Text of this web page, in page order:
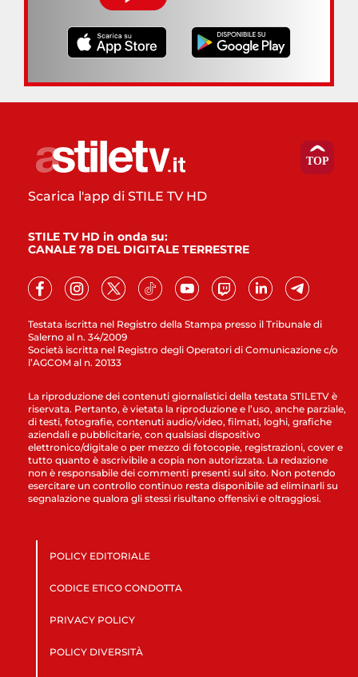
Testata iscritta nel Registro della Stampa presso il Tribunale di
Salerno al n. 34/2009
Società iscritta nel Registro degli Operatori di Comunicazione c/o
l’AGCOM al n. 20133
Scarica l'app di STILE TV HD
STILE TV HD in onda su:
CANALE 78 DEL DIGITALE TERRESTRE
La riproduzione dei contenuti giornalistici della testata STILETV è
riservata. Pertanto, è vietata la riproduzione e l’uso, anche parziale,
di testi, fotografie, contenuti audio/video, filmati, loghi, grafiche
aziendali e pubblicitarie, con qualsiasi dispositivo
elettronico/digitale o per mezzo di fotocopie, registrazioni, cover e
tutto quanto è ascrivibile a copia non autorizzata. La redazione
non è responsabile dei commenti presenti sul sito. Non potendo
esercitare un controllo continuo resta disponibile ad eliminarli su
segnalazione qualora gli stessi risultano offensivi e oltraggiosi.
POLICY EDITORIALE
CODICE ETICO CONDOTTA
PRIVACY POLICY
POLICY DIVERSITÀ